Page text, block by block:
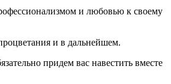
и любовью к своему
и в дальнейшем.
придем вас навестить вместе